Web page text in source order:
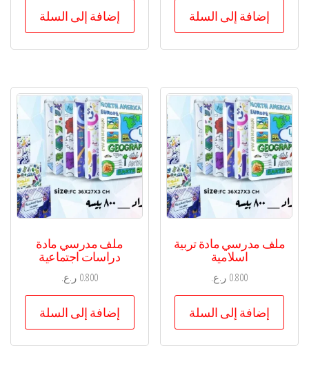
إضافة إلى السلة إضافة إلى السلة
ملف مدرسي مادة تربية
اسلامية
0.800 ر.ع.
إضافة إلى السلة
ملف مدرسي مادة
دراسات اجتماعية
0.800 ر.ع.
إضافة إلى السلة